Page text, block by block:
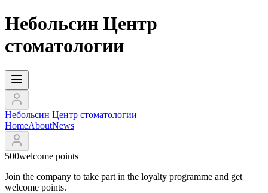
Небольсин Центр
стоматологии
Небольсин Центр стоматологии
HomeAboutNews
500welcome points
Join the company to take part in the loyalty programme and get
welcome points.